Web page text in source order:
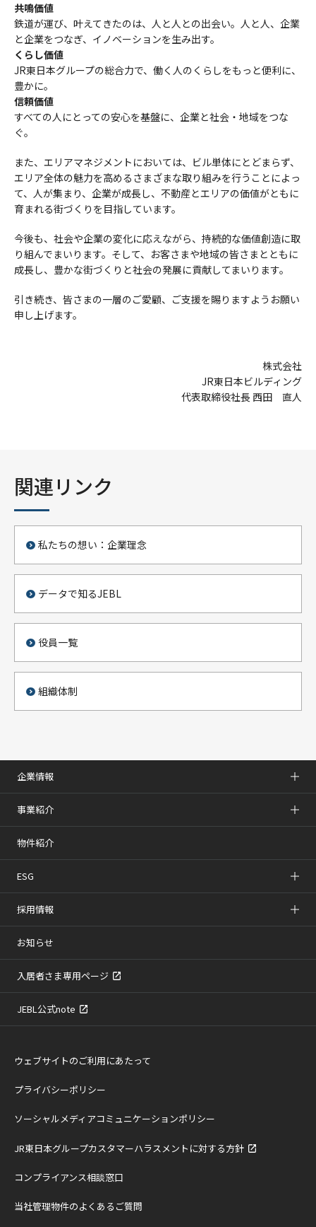
共鳴価値
鉄道が運び、叶えてきたのは、人と人との出会い。人と人、企業
と企業をつなぎ、イノベーションを生み出す。
くらし価値
JR東日本グループの総合力で、働く人のくらしをもっと便利に、
豊かに。
信頼価値
すべての人にとっての安心を基盤に、企業と社会・地域をつな
ぐ。
また、エリアマネジメントにおいては、ビル単体にとどまらず、
エリア全体の魅力を高めるさまざまな取り組みを行うことによっ
て、人が集まり、企業が成長し、不動産とエリアの価値がともに
育まれる街づくりを目指しています。
今後も、社会や企業の変化に応えながら、持続的な価値創造に取
り組んでまいります。そして、お客さまや地域の皆さまとともに
成長し、豊かな街づくりと社会の発展に貢献してまいります。
引き続き、皆さまの一層のご愛顧、ご支援を賜りますようお願い
申し上げます。
株式会社
JR東日本ビルディング
代表取締役社長 西田 直人
関連リンク
私たちの想い：企業理念
データで知るJEBL
役員一覧
組織体制
企業情報
事業紹介
物件紹介
ESG
採用情報
お知らせ
入居者さま専用ページ
JEBL公式note
ウェブサイトのご利用にあたって
プライバシーポリシー
ソーシャルメディアコミュニケーションポリシー
JR東日本グループカスタマーハラスメントに対する方針
コンプライアンス相談窓口
当社管理物件のよくあるご質問